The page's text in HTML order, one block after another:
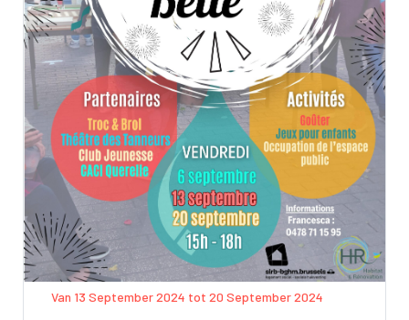
Van 13 September 2024 tot 20 September 2024